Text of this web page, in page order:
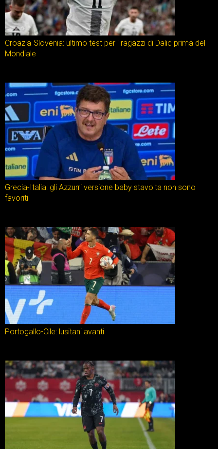
Croazia-Slovenia: ultimo test per i ragazzi di Dalic prima del
Mondiale
Grecia-Italia: gli Azzurri versione baby stavolta non sono
favoriti
Portogallo-Cile: lusitani avanti